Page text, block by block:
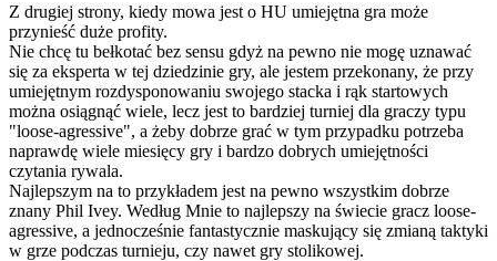
Z drugiej strony, kiedy mowa jest o HU umiejętna gra może
przynieść duże profity.
Nie chcę tu bełkotać bez sensu gdyż na pewno nie mogę uznawać
się za eksperta w tej dziedzinie gry, ale jestem przekonany, że przy
umiejętnym rozdysponowaniu swojego stacka i rąk startowych
można osiągnąć wiele, lecz jest to bardziej turniej dla graczy typu
"loose-agressive", a żeby dobrze grać w tym przypadku potrzeba
naprawdę wiele miesięcy gry i bardzo dobrych umiejętności
czytania rywala.
Najlepszym na to przykładem jest na pewno wszystkim dobrze
znany Phil Ivey. Według Mnie to najlepszy na świecie gracz loose-
agressive, a jednocześnie fantastycznie maskujący się zmianą taktyki
w grze podczas turnieju, czy nawet gry stolikowej.